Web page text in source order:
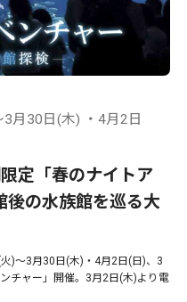
月30日(木) ・4月2日
定「春のナイトア
後の水族館を巡る大
)～3月30日(木)・4月2日(日)、3
チャー」開催。3月2日(木)より電